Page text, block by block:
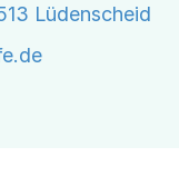
Lüdenscheid